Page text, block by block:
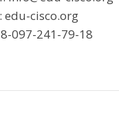
edu-cisco.org
097-241-79-18